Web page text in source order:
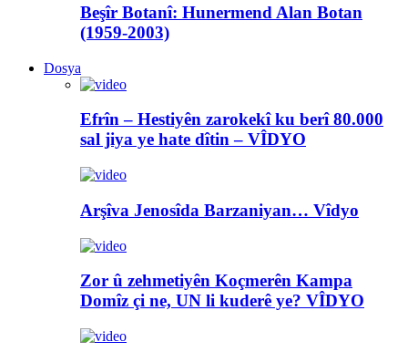
Beşîr Botanî: Hunermend Alan Botan
(1959-2003)
Dosya
Efrîn – Hestiyên zarokekî ku berî 80.000
sal jiya ye hate dîtin – VÎDYO
Arşîva Jenosîda Barzaniyan… Vîdyo
Zor û zehmetiyên Koçmerên Kampa
Domîz çi ne, UN li kuderê ye? VÎDYO